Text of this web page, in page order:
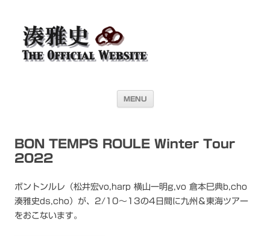
湊雅史オフィシャル・ウェブサイト＜
Masafumi Minato THE
OFFICIAL WEBSITE＞
ウェブサイトです
MENU
BON TEMPS ROULE Winter Tour
2022
ボントンルレ（松井宏vo,harp 横山一明g,vo 倉本巳典b,cho
湊雅史ds,cho）が、2/10〜13の4日間に九州＆東海ツアー
をおこないます。